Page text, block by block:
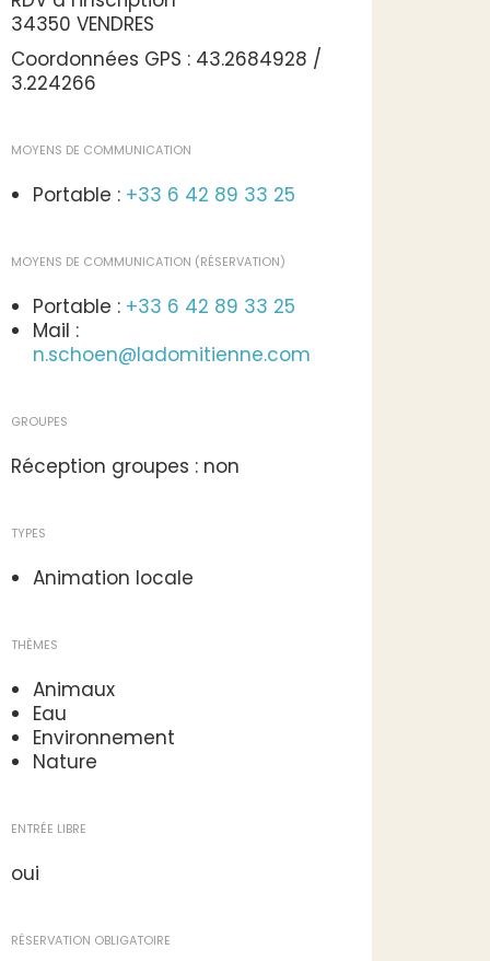
34350 VENDRES
Coordonnées GPS : 43.2684928 /
3.224266
MOYENS DE COMMUNICATION
Portable : +33 6 42 89 33 25
MOYENS DE COMMUNICATION (RÉSERVATION)
Portable : +33 6 42 89 33 25
Mail :
n.schoen@ladomitienne.com
GROUPES
Réception groupes : non
TYPES
Animation locale
THÈMES
Animaux
Eau
Environnement
Nature
ENTRÉE LIBRE
oui
RÉSERVATION OBLIGATOIRE